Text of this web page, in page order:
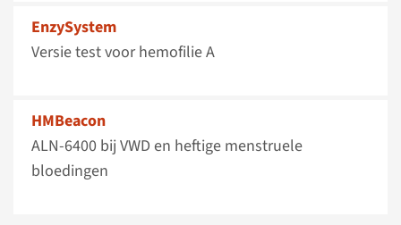
EnzySystem
Versie test voor hemofilie A
HMBeacon
ALN-6400 bij VWD en heftige menstruele
bloedingen